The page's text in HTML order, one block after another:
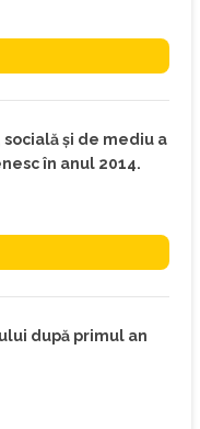
şi de mediu a
în anul 2014.
după primul an